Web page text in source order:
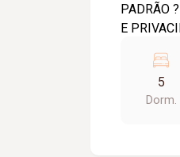
PADRÃO
E PRIVACIDADE
amplos,
estrutura
5
Dorm.